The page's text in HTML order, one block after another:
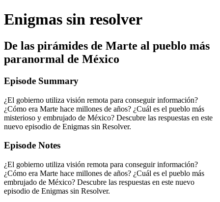
Enigmas sin resolver
De las pirámides de Marte al pueblo más
paranormal de México
Episode Summary
¿El gobierno utiliza visión remota para conseguir información?
¿Cómo era Marte hace millones de años? ¿Cuál es el pueblo más
misterioso y embrujado de México? Descubre las respuestas en este
nuevo episodio de Enigmas sin Resolver.
Episode Notes
¿El gobierno utiliza visión remota para conseguir información?
¿Cómo era Marte hace millones de años? ¿Cuál es el pueblo más
embrujado de México? Descubre las respuestas en este nuevo
episodio de Enigmas sin Resolver.